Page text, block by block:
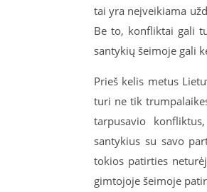
tai yra neįveikiama
Be to, konfliktai gali
santykių šeimoje gali
Prieš kelis metus
turi ne tik
tarpusavio
santykius su savo
tokios patirties
gimtojoje šeimoje